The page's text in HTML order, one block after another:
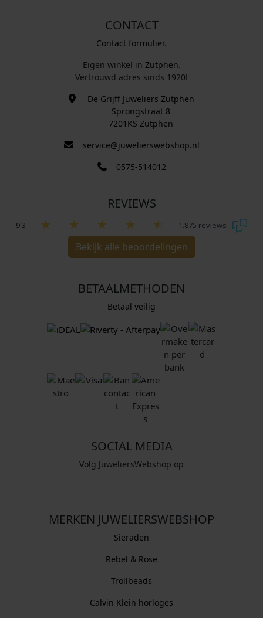
CONTACT
Contact formulier.
Eigen winkel in Zutphen.
Vertrouwd adres sinds 1920!
De Grijff Juweliers Zutphen
Sprongstraat 8
7201KS Zutphen
service@juwelierswebshop.nl
0575-514012
REVIEWS
9.3 1.875 reviews
Bekijk alle beoordelingen
BETAALMETHODEN
Betaal veilig
SOCIAL MEDIA
Volg JuweliersWebshop op
MERKEN JUWELIERSWEBSHOP
Sieraden
Rebel & Rose
Trollbeads
Calvin Klein horloges